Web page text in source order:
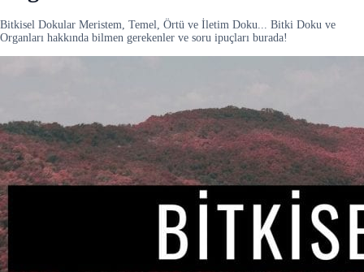
Bitkisel Dokular Meristem, Temel, Örtü ve İletim Doku... Bitki Doku ve
Organları hakkında bilmen gerekenler ve soru ipuçları burada!